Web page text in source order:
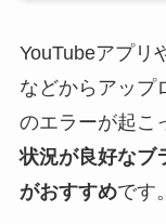
YouTubeアプリ
などからアップ
のエラーが起こ
状況が良好なブ
がおすすめです。